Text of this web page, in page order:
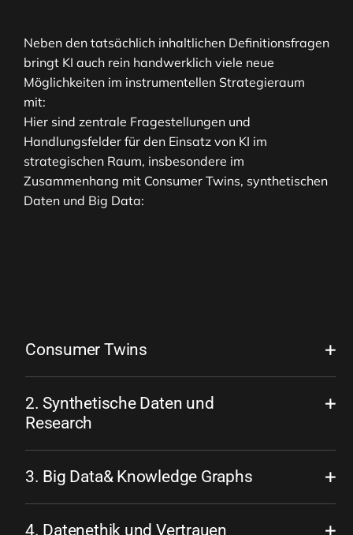
Neben den tatsächlich inhaltlichen Definitionsfragen
bringt KI auch rein handwerklich viele neue
Möglichkeiten im instrumentellen Strategieraum
mit:
Hier sind zentrale Fragestellungen und
Handlungsfelder für den Einsatz von KI im
strategischen Raum, insbesondere im
Zusammenhang mit Consumer Twins, synthetischen
Daten und Big Data:
Consumer Twins
2. Synthetische Daten und
Research
3. Big Data& Knowledge Graphs
4. Datenethik und Vertrauen